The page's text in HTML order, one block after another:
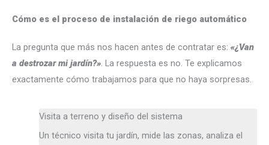
Cómo es el proceso de instalación de riego automático
La pregunta que más nos hacen antes de contratar es: «¿Van
a destrozar mi jardín?» . La respuesta es no. Te explicamos
exactamente cómo trabajamos para que no haya sorpresas.
Visita a terreno y diseño del sistema
Un técnico visita tu jardín, mide las zonas, analiza el